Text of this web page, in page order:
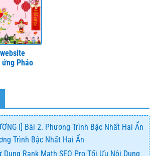
ứng Pháo
I] Bài 2. Phương Trình Bậc Nhất Hai Ẩn
Trình Bậc Nhất Hai Ẩn
Dụng Rank Math SEO Pro Tối Ưu Nội Dung